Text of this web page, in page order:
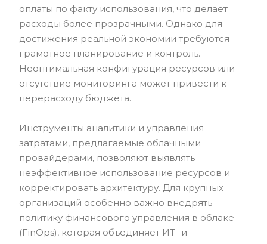
оплаты по факту использования, что делает
расходы более прозрачными. Однако для
достижения реальной экономии требуются
грамотное планирование и контроль.
Неоптимальная конфигурация ресурсов или
отсутствие мониторинга может привести к
перерасходу бюджета.
Инструменты аналитики и управления
затратами, предлагаемые облачными
провайдерами, позволяют выявлять
неэффективное использование ресурсов и
корректировать архитектуру. Для крупных
организаций особенно важно внедрять
политику финансового управления в облаке
(FinOps), которая объединяет ИТ- и